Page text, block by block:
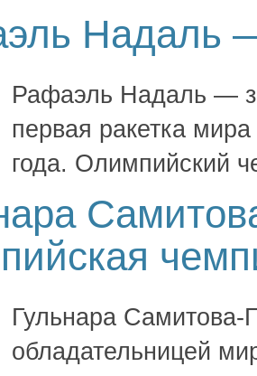
Надаль
Рафаэль Надаль —
первая ракетка
года. Олимпийский
Гульнара
обладательницей